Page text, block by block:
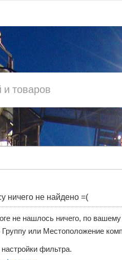
ничего не найдено =(
не нашлось ничего, по
или Местоположение
фильтра.